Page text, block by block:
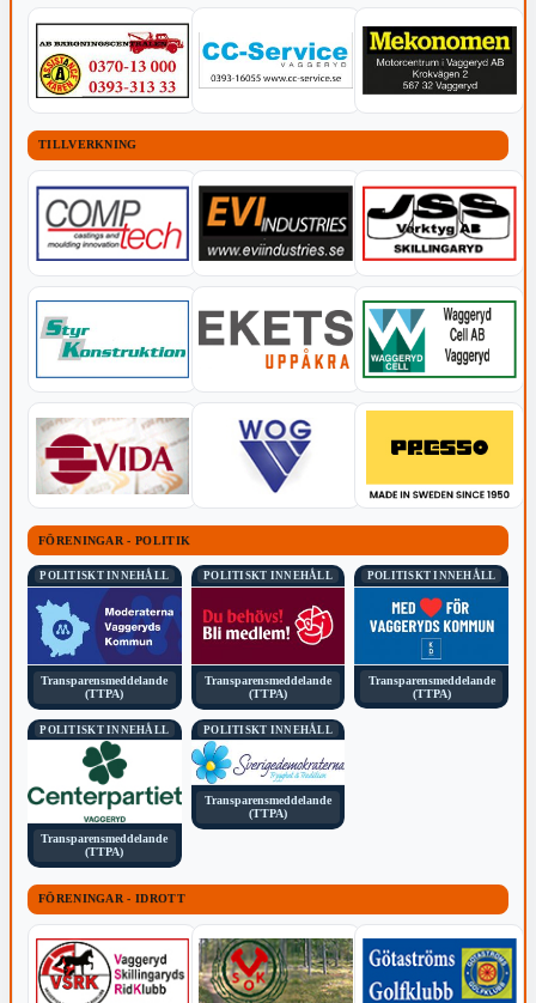
TILLVERKNING
FÖRENINGAR - POLITIK
POLITISKT INNEHÅLL
Transparensmeddelande
(TTPA)
POLITISKT INNEHÅLL
Transparensmeddelande
(TTPA)
POLITISKT INNEHÅLL
Transparensmeddelande
(TTPA)
POLITISKT INNEHÅLL
Transparensmeddelande
(TTPA)
POLITISKT INNEHÅLL
Transparensmeddelande
(TTPA)
FÖRENINGAR - IDROTT